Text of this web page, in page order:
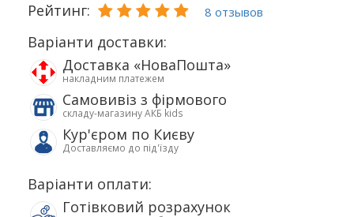
Рейтинг: 8 отзывов
Варіанти доставки:
Доставка «НоваПошта»
накладним платежем
Самовивіз з фірмового
складу-магазину АКБ kids
Кур'єром по Києву
Доставляємо до під'їзду
Варіанти оплати:
Готівковий розрахунок